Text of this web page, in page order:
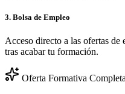
3. Bolsa de Empleo
Acceso directo a las ofertas de
tras acabar tu formación.
Oferta Formativa